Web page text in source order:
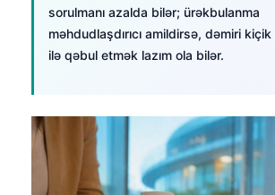
sorulmanı azalda bilər; ürəkbulanma
məhdudlaşdırıcı amildirsə, dəmiri
ilə qəbul etmək lazım ola bilər.
Українська
O‘zbekcha
Català
Hrvatski
Slovenčina